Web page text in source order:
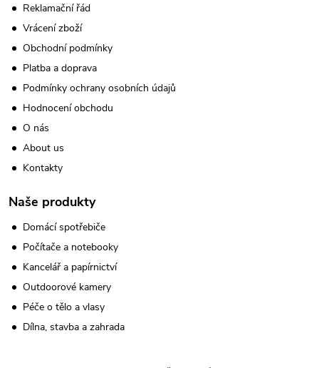
Reklamační řád
Vrácení zboží
Obchodní podmínky
Platba a doprava
Podmínky ochrany osobních údajů
Hodnocení obchodu
O nás
About us
Kontakty
Naše produkty
Domácí spotřebiče
Počítače a notebooky
Kancelář a papírnictví
Outdoorové kamery
Péče o tělo a vlasy
Dílna, stavba a zahrada